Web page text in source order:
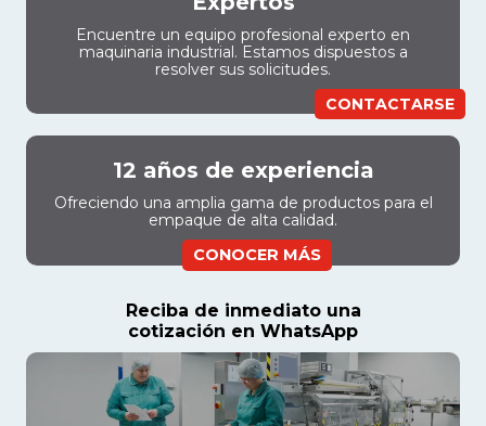
Encuentre un equipo profesional experto en
maquinaria industrial. Estamos dispuestos a
resolver sus solicitudes.
CONTACTARSE
12 años de experiencia
Ofreciendo una amplia gama de productos para el
empaque de alta calidad.
CONOCER MÁS
Reciba de inmediato una
cotización en WhatsApp